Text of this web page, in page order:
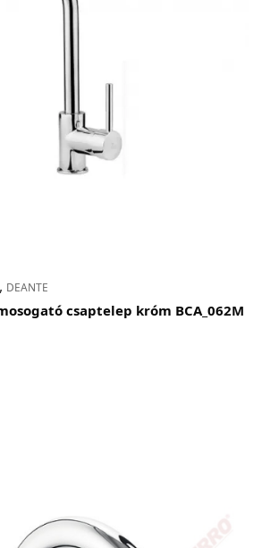
, DEANTE
csaptelep króm BCA_062M